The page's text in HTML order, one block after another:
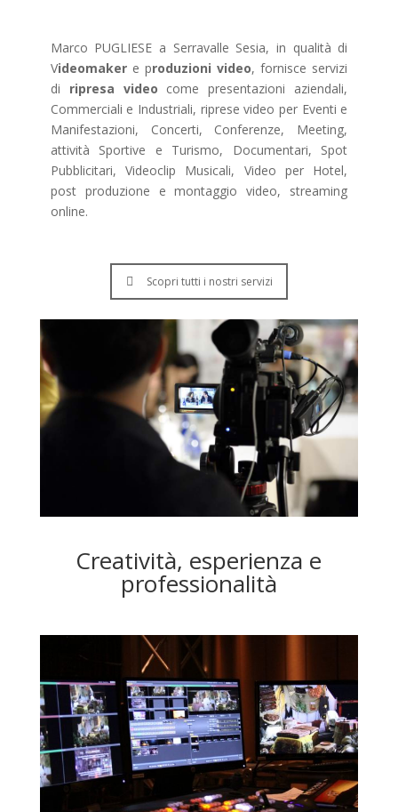
Marco PUGLIESE a Serravalle Sesia, in qualità di
Videomakere produzioni video, fornisce servizi
di ripresa video come presentazioni aziendali,
Commerciali e Industriali, riprese video per Eventi e
Manifestazioni, Concerti, Conferenze, Meeting,
attività Sportive e Turismo, Documentari, Spot
Pubblicitari, Videoclip Musicali, Video per Hotel,
post produzione e montaggio video, streaming
online.
Scopri tutti i nostri servizi
Creatività, esperienza e
professionalità